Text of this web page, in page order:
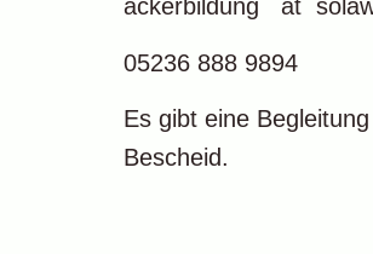
ackerbildung at
05236 888 9894
Es gibt eine
Bescheid.